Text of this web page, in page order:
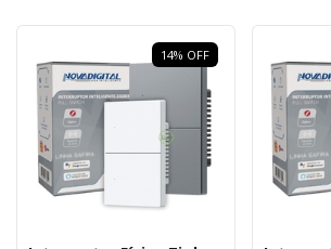
14% OFF